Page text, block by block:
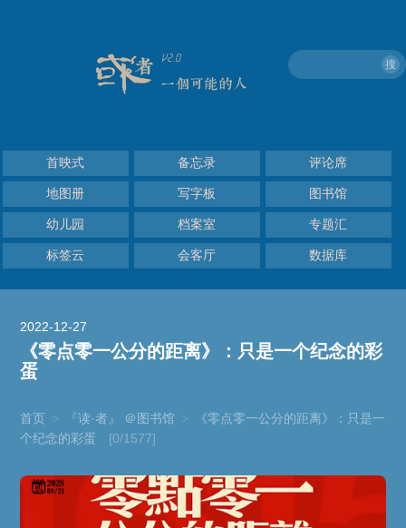
搜
首映式 备忘录 评论席
地图册 写字板 图书馆
幼儿园 档案室 专题汇
标签云 会客厅 数据库
2022-12-27
《零点零一公分的距离》：只是一个纪念的彩
蛋
首页 > 『读·者』 ＠图书馆 >
《零点零一公分的距离》：只是一
个纪念的彩蛋
[0/1577]